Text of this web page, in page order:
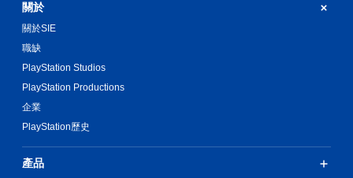
關於
關於SIE
職缺
PlayStation Studios
PlayStation Productions
企業
PlayStation歷史
產品